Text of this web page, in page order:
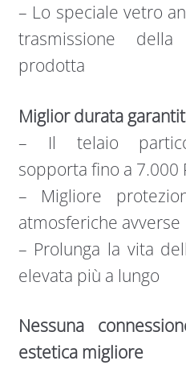
– Lo speciale vetro
trasmissione
prodotta
Miglior durata
– Il telaio
sopporta fino a 7.000
– Migliore
atmosferiche avverse
– Prolunga la vita
elevata più a lungo
Nessuna
estetica migliore